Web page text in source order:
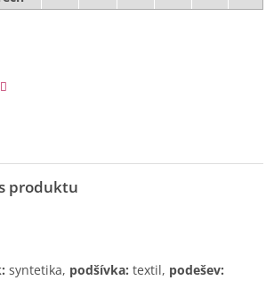
produktu
syntetika, podšívka: textil, podešev: